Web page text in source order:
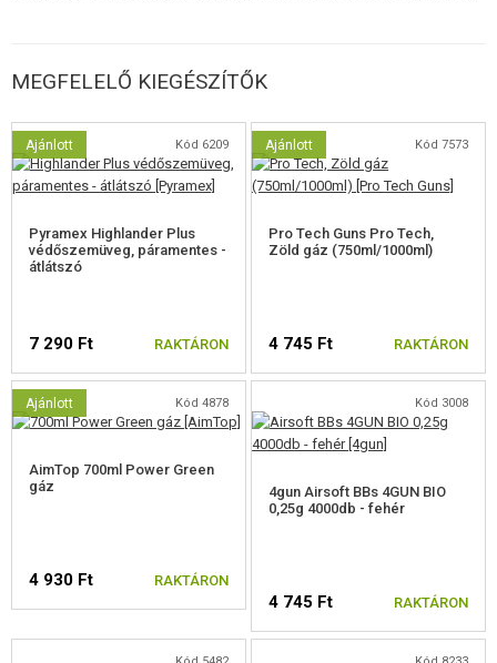
MEGFELELŐ KIEGÉSZÍTŐK
Ajánlott Kód 6209
Pyramex Highlander Plus
védőszemüveg, páramentes -
átlátszó
7 290 Ft RAKTÁRON
Ajánlott Kód 7573
Pro Tech Guns Pro Tech,
Zöld gáz (750ml/1000ml)
4 745 Ft RAKTÁRON
Ajánlott Kód 4878
AimTop 700ml Power Green
gáz
4 930 Ft RAKTÁRON
Kód 3008
4gun Airsoft BBs 4GUN BIO
0,25g 4000db - fehér
4 745 Ft RAKTÁRON